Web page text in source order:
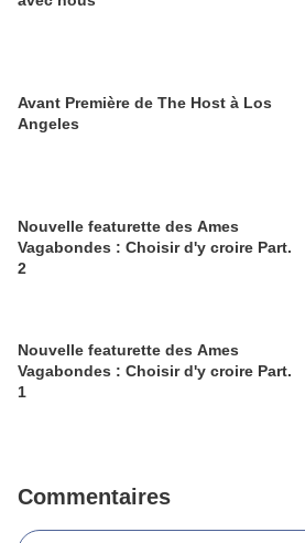
Avant Première de The Host à Los
Angeles
Nouvelle featurette des Ames
Vagabondes : Choisir d'y croire Part.
2
Nouvelle featurette des Ames
Vagabondes : Choisir d'y croire Part.
1
Commentaires